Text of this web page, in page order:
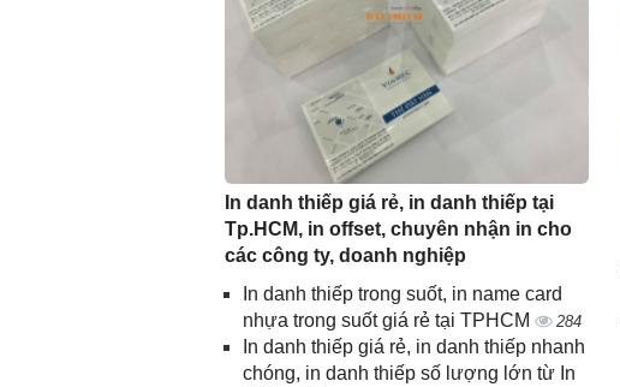
In danh thiếp giá rẻ, in danh thiếp tại
Tp.HCM, in offset, chuyên nhận in cho
các công ty, doanh nghiệp
In danh thiếp trong suốt, in name card
nhựa trong suốt giá rẻ tại TPHCM
284
In danh thiếp giá rẻ, in danh thiếp nhanh
chóng, in danh thiếp số lượng lớn từ In